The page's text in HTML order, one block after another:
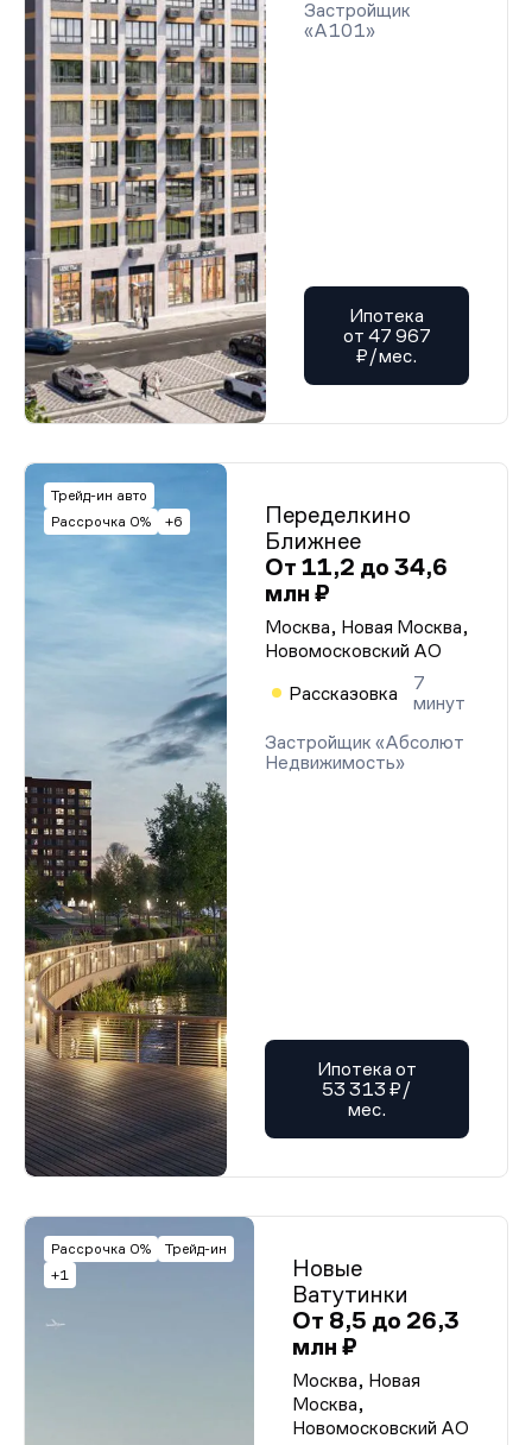
Застройщик
«А101»
Ипотека
от 47 967
₽/мес.
Трейд-ин авто
Рассрочка 0%
+6
Переделкино
Ближнее
От 11,2 до 34,6
млн ₽
Москва, Новая Москва,
Новомосковский АО
Рассказовка
7
минут
Застройщик «Абсолют
Недвижимость»
Ипотека от
53 313 ₽/
мес.
Рассрочка 0%
Трейд-ин
+1
Новые
Ватутинки
От 8,5 до 26,3
млн ₽
Москва, Новая
Москва,
Новомосковский АО